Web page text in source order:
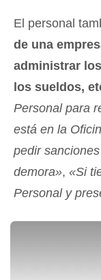
El personal
de una
administrar
los sueldos,
Personal para
está en la
pedir
demora», «Si
Personal y